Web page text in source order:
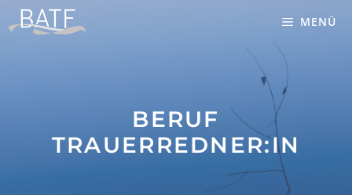
Zum
Inhalt
MENÜ
BERUF
TRAUERREDNER:IN